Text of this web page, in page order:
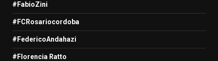
#FabioZini
#FCRosariocordoba
#FedericoAndahazi
#Florencia Ratto